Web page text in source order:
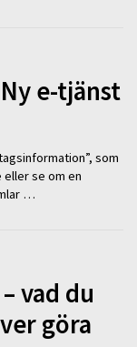
e-tjänst
som
se om en
…
vad du
göra